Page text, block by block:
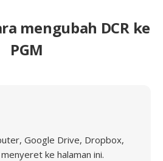
mengubah DCR ke
PGM
Google Drive, Dropbox,
ke halaman ini.